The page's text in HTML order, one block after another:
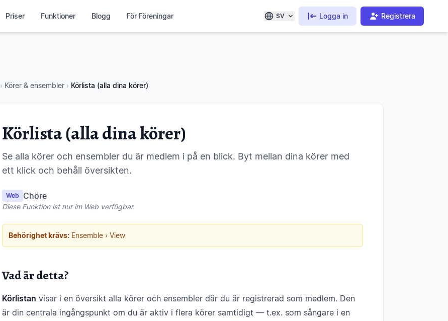
Priser Funktioner Blogg För Föreningar SV Logga in Registrera
› Körer & ensembler › Körlista (alla dina körer)
Körlista (alla dina körer)
Se alla körer och ensembler du är medlem i på en blick. Byt mellan dina körer med
ett klick och behåll översikten.
Web Chöre
Diese Funktion ist nur im Web verfügbar.
Behörighet krävs: Ensemble › View
Vad är detta?
Körlistan visar i en översikt alla körer och ensembler där du är registrerad som medlem. Den
är din centrala ingångspunkt om du är aktiv i flera körer samtidigt — t.ex. som sångare i en